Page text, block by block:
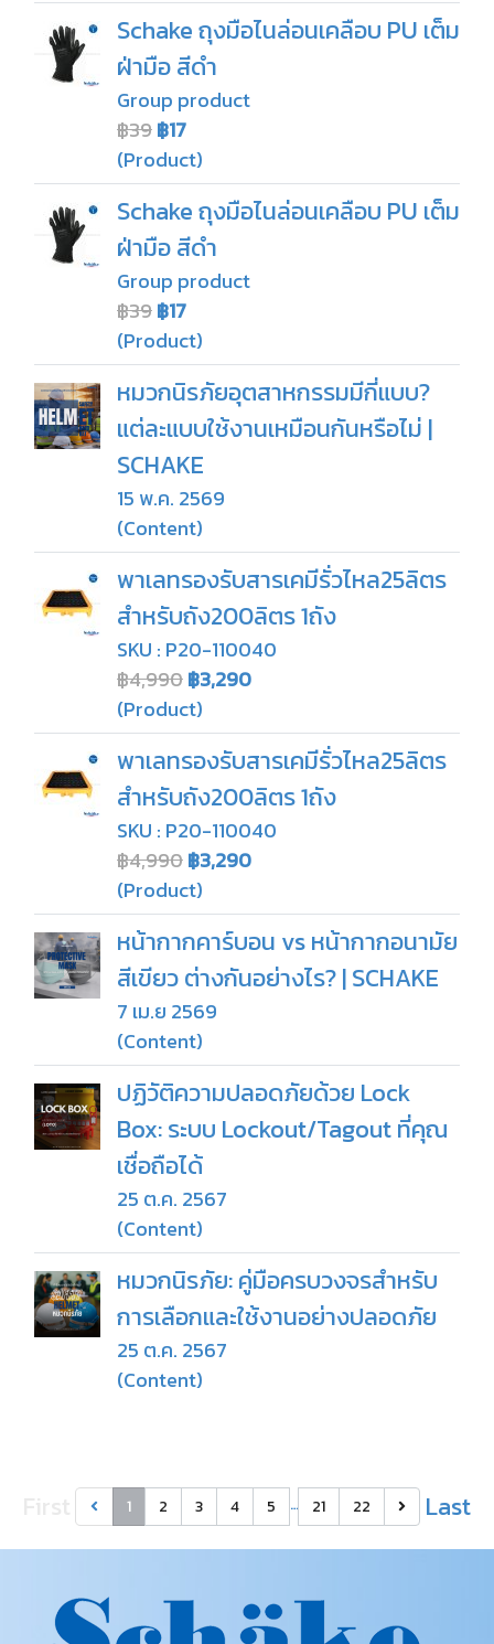
Schake ถุงมือไนล่อนเคลือบ PU เต็ม
ฝ่ามือ สีดำ
Group product
฿39฿17
(Product)
Schake ถุงมือไนล่อนเคลือบ PU เต็ม
ฝ่ามือ สีดำ
Group product
฿39฿17
(Product)
หมวกนิรภัยอุตสาหกรรมมีกี่แบบ?
แต่ละแบบใช้งานเหมือนกันหรือไม่ |
SCHAKE
15 พ.ค. 2569
(Content)
พาเลทรองรับสารเคมีรั่วไหล25ลิตร
สำหรับถัง200ลิตร 1ถัง
SKU : P20-110040
฿4,990฿3,290
(Product)
พาเลทรองรับสารเคมีรั่วไหล25ลิตร
สำหรับถัง200ลิตร 1ถัง
SKU : P20-110040
฿4,990฿3,290
(Product)
หน้ากากคาร์บอน vs หน้ากากอนามัย
สีเขียว ต่างกันอย่างไร? | SCHAKE
7 เม.ย 2569
(Content)
ปฏิวัติความปลอดภัยด้วย Lock
Box: ระบบ Lockout/Tagout ที่คุณ
เชื่อถือได้
25 ต.ค. 2567
(Content)
หมวกนิรภัย: คู่มือครบวงจรสำหรับ
การเลือกและใช้งานอย่างปลอดภัย
25 ต.ค. 2567
(Content)
1 2 3 4 5 … 21 22 Last